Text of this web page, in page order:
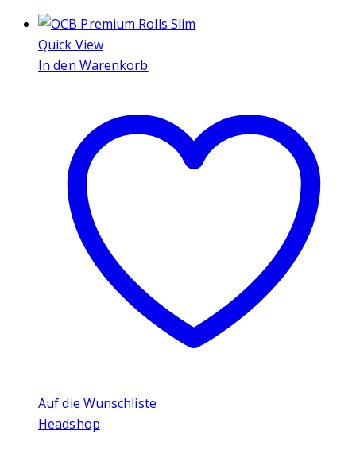
Quick View
In den Warenkorb
Auf die Wunschliste
Headshop